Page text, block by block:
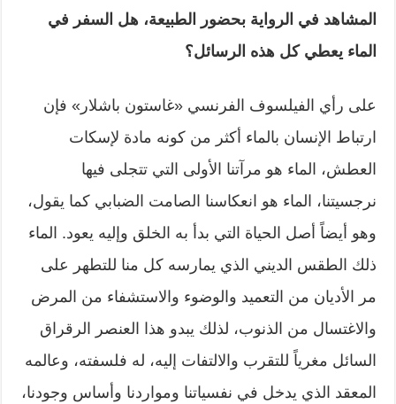
المشاهد في الرواية بحضور الطبيعة، هل السفر في
الماء يعطي كل هذه الرسائل؟
على رأي الفيلسوف الفرنسي «غاستون باشلار» فإن
ارتباط الإنسان بالماء أكثر من كونه مادة لإسكات
العطش، الماء هو مرآتنا الأولى التي تتجلى فيها
نرجسيتنا، الماء هو انعكاسنا الصامت الضبابي كما يقول،
وهو أيضاً أصل الحياة التي بدأ به الخلق وإليه يعود. الماء
ذلك الطقس الديني الذي يمارسه كل منا للتطهر على
مر الأديان من التعميد والوضوء والاستشفاء من المرض
والاغتسال من الذنوب، لذلك يبدو هذا العنصر الرقراق
السائل مغرياً للتقرب والالتفات إليه، له فلسفته، وعالمه
المعقد الذي يدخل في نفسياتنا ومواردنا وأساس وجودنا،